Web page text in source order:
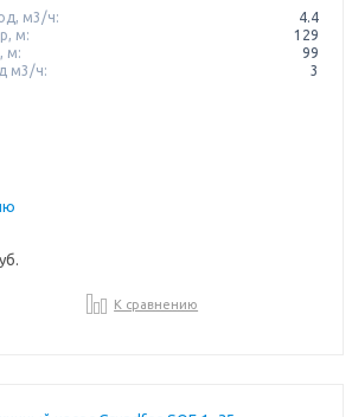
м3/ч:
4.4
м:
129
м:
99
м3/ч:
3
К сравнению